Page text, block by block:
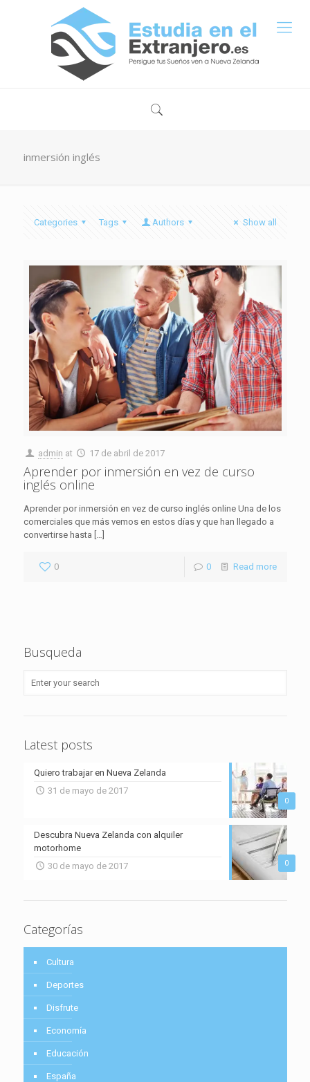
inmersión inglés
Categories Tags Authors Show all
admin at 17 de abril de 2017
Aprender por inmersión en vez de curso
inglés online
Aprender por inmersión en vez de curso inglés online Una de los
comerciales que más vemos en estos días y que han llegado a
convertirse hasta […]
0 0 Read more
Busqueda
Latest posts
0
Quiero trabajar en Nueva Zelanda
31 de mayo de 2017
0
Descubra Nueva Zelanda con alquiler
motorhome
30 de mayo de 2017
Categorías
Cultura
Deportes
Disfrute
Economía
Educación
España